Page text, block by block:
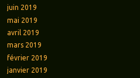
juin 2019
mai 2019
avril 2019
mars 2019
février 2019
janvier 2019